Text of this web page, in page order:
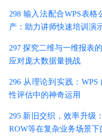
298 输入法配合WPS表
产：助力讲师快速培训演
297 探究二维与一维报表
应对庞大数据量挑战
296 从理论到实践：
性评估中的神奇运用
295 新旧交织，效率升级
ROW等在复杂业务场景下